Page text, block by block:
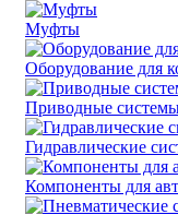
Муфты
Оборудование для
Приводные
Гидравлические
Компоненты для